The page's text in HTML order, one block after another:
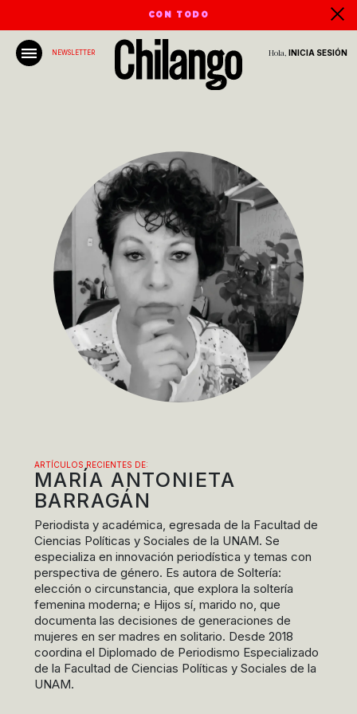
CON TODO
NEWSLETTER Hola, INICIA SESIÓN
ARTÍCULOS RECIENTES DE:
MARÍA ANTONIETA
BARRAGÁN
Periodista y académica, egresada de la Facultad de
Ciencias Políticas y Sociales de la UNAM. Se
especializa en innovación periodística y temas con
perspectiva de género. Es autora de Soltería:
elección o circunstancia, que explora la soltería
femenina moderna; e Hijos sí, marido no, que
documenta las decisiones de generaciones de
mujeres en ser madres en solitario. Desde 2018
coordina el Diplomado de Periodismo Especializado
de la Facultad de Ciencias Políticas y Sociales de la
UNAM.